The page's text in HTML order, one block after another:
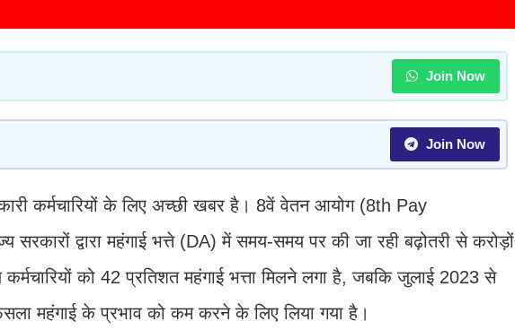
Join Now
Join Now
कर्मचारियों के लिए अच्छी खबर है। 8वें वेतन आयोग (8th Pay
द्वारा महंगाई भत्ते (DA) में समय-समय पर की जा रही बढ़ोतरी से करोड़ों
को 42 प्रतिशत महंगाई भत्ता मिलने लगा है, जबकि जुलाई 2023 से
महंगाई के प्रभाव को कम करने के लिए लिया गया है।